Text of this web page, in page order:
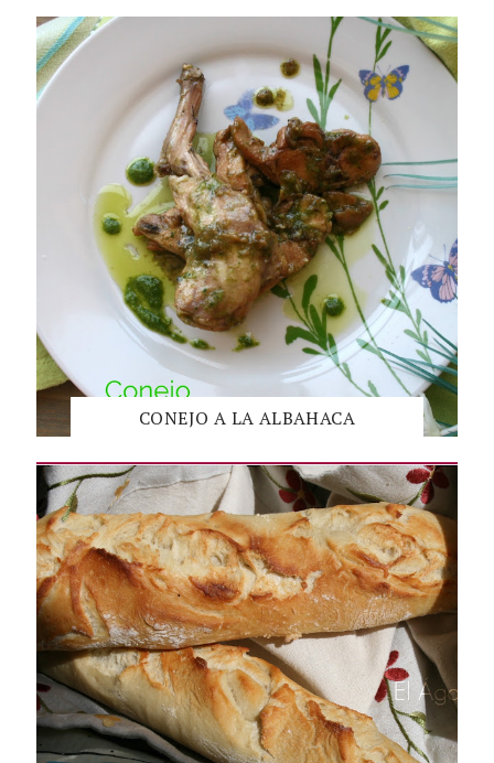
CONEJO A LA ALBAHACA